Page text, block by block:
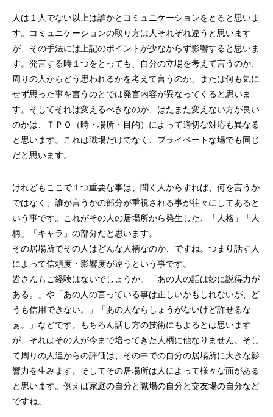
「選ばれる企業の条件」を学んできまし
た！
2025.12.04 2023.05.25
第4回 色の話をしますが何か…
2015.04.10
第3回 色上質紙の
人は１人でない以上は誰かとコミュニケーションをとると思いま
す。コミュニケーションの取り方は人それぞれ違うと思います
が、その手法には上記のポイントが少なからず影響すると思いま
す。発言する時１つをとっても、自分の立場を考えて言うのか、
周りの人からどう思われるかを考えて言うのか、または何も気に
せず思った事を言うのとでは発言内容が異なってくると思いま
す。そしてそれは変えるべきなのか、はたまた変えない方が良い
のかは、ＴＰＯ（時・場所・目的）によって適切な対応も異なる
と思います。これは職場だけでなく、プライベートな場でも同じ
だと思います。
けれどもここで１つ重要な事は、聞く人からすれば、何を言うか
ではなく、誰が言うかの部分が重視される事が往々にしてあると
いう事です。これがその人の居場所から発生した、「人格」「人
柄」「キャラ」の部分だと思います。
その居場所でその人はどんな人柄なのか、ですね。つまり話す人
によって信頼度・影響度が違うという事です。
皆さんもご経験はないでしょうか。「あの人の話は妙に説得力が
ある。」や「あの人の言っている事は正しいかもしれないが、ど
うも信用できない。」「あの人ならしょうがないけど許せるな
ぁ。」などです。もちろん話し方の技術にもよるとは思います
が、それはその人が今まで培ってきた人柄に他なりません。そし
て周りの人達からの評価は、その中での自分の居場所に大きな影
響力を生みます。そしてその居場所は人によって様々な面がある
と思います。例えば家庭の自分と職場の自分と交友場の自分など
ですね。